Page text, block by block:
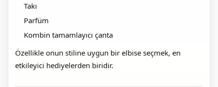
Takı
Parfüm
Kombin tamamlayıcı çanta
Özellikle onun stiline uygun bir elbise seçmek, en
etkileyici hediyelerden biridir.